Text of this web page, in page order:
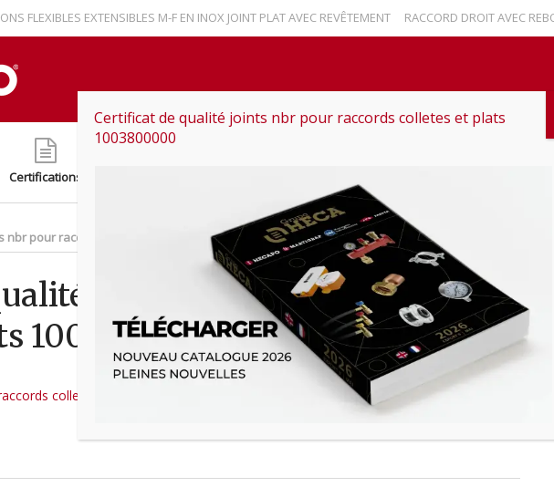
EXTENSIBLES M-F EN INOX JOINT PLAT AVEC REVÊTEMENT RACCORD DROIT AVEC REBORD
Certifications
pour raccords colletes et plats 1003800000
joints nbr pour raccords
1003800000
colletes et plats 1003800000
Certificat de qualité joints nbr pour raccords colletes et plats
1003800000